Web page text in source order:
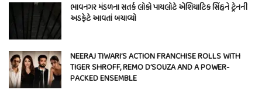
ભાવનગર મંડળના સતર્ક લોકો પાયલોટે એશિયાટિક સિંહને ટ્રેનની
અડફેટે આવતાં બચાવ્યો
NEERAJ TIWARI’S ACTION FRANCHISE ROLLS WITH
TIGER SHROFF, REMO D’SOUZA AND A POWER-
PACKED ENSEMBLE